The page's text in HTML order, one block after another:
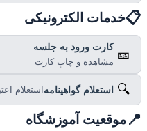
خدمات الکترونیکی
🎫 کارت ورود به جلسه
مشاهده و چاپ کارت
🔍 استعلام گواهینامهاستعلام اعتبار
موقعیت آموزشگاه